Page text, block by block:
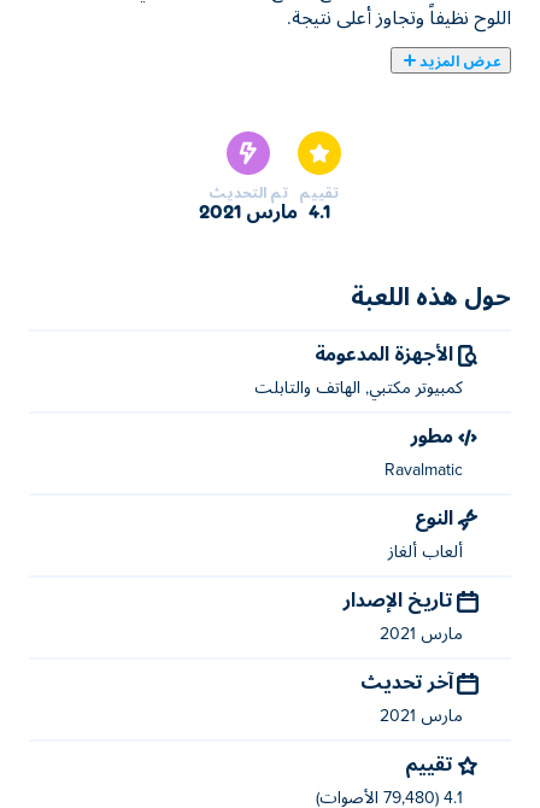
اللوح نظيفاً وتجاوز أعلى نتيجة.
عرض المزيد
تقييم
4.1
تم التحديث
مارس 2021
حول هذه اللعبة
الأجهزة المدعومة
كمبيوتر مكتبي, الهاتف والتابلت
مطور
Ravalmatic
النوع
ألعاب ألغاز
تاريخ الإصدار
مارس 2021
آخر تحديث
مارس 2021
تقييم
4.1 (79,480 الأصوات)